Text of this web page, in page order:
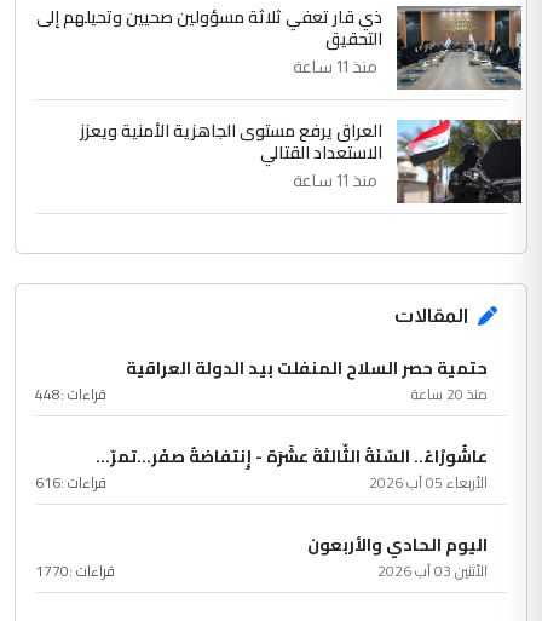
ذي قار تعفي ثلاثة مسؤولين صحيين وتحيلهم إلى
التحقيق
منذ 11 ساعة
العراق يرفع مستوى الجاهزية الأمنية ويعزز
الاستعداد القتالي
منذ 11 ساعة
المقالات
حتمية حصر السلاح المنفلت بيد الدولة العراقية
منذ 20 ساعة قراءات :448
عاشُورْاءُ.. السّنَةُ الثّالثةَ عشَرَة - إِنتفاضةُ صفَر…تمرّ...
الأربعاء 05 آب 2026 قراءات :616
اليوم الحادي والأربعون
الأثنين 03 آب 2026 قراءات :1770